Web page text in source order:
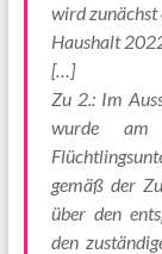
wird zunächst
Haushalt
[…]
Zu 2.: Im
wurde am
gemäß der
über den
den